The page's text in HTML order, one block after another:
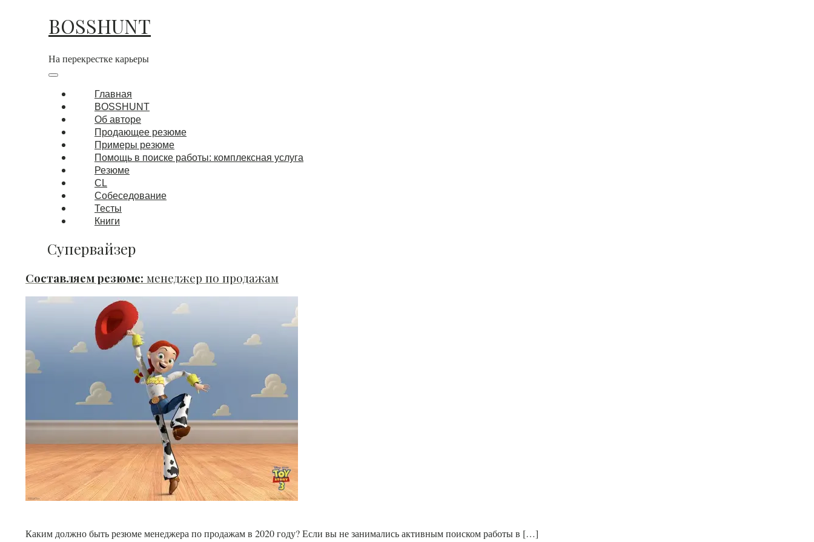
BOSSHUNT
На перекрестке карьеры
Главная
BOSSHUNT
Об авторе
Продающее резюме
Примеры резюме
Помощь в поиске работы: комплексная услуга
Резюме
CL
Собеседование
Тесты
Книги
Супервайзер
Составляем резюме: менеджер по продажам
Каким должно быть резюме менеджера по продажам в 2020 году? Если вы не занимались активным поиском работы в […]